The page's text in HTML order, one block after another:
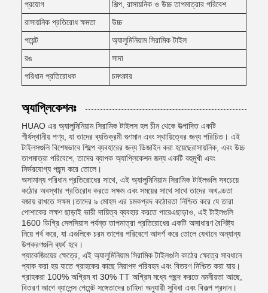
প্রয়োগ
শিল্প, রাসায়নিক ও উচ্চ তাপমাত্রার পরিবেশ
রাসায়নিক প্রতিরোধ ক্ষমতা
উচ্চ
পয়েন্ট
অ্যালুমিনিয়াম সিরামিক টাইল
রঙ
সাদা
পরিধান প্রতিরোধক
চমৎকার
অ্যাপ্লিকেশনঃ
HUAO এর অ্যালুমিনিয়াম সিরামিক টাইলস হল চীন থেকে উত্পাদিত একটি
শীর্ষস্থানীয় পণ্য, যা তাদের ব্যতিক্রমী গুণমান এবং স্থায়িত্বের জন্য পরিচিত। এই
টাইলসগুলি বিশেষভাবে শিল্পে ব্যবহারের জন্য ডিজাইন করা হয়েছেরাসায়নিক, এবং উচ্চ
তাপমাত্রা পরিবেশে, তাদের ব্যাপক অ্যাপ্লিকেশন জন্য একটি বহুমুখী এবং
নির্ভরযোগ্য পছন্দ করে তোলে।
অসামান্য পরিধান প্রতিরোধের সাথে, এই অ্যালুমিনিয়াম সিরামিক টাইলগুলি সবচেয়ে
কঠোর অবস্থার প্রতিরোধ করতে সক্ষম এবং সময়ের সাথে সাথে তাদের অখণ্ডতা
বজায় রাখতে সক্ষম।তাদের ৯ মোহস এর চমকপ্রদ কঠোরতা নিশ্চিত করে যে তারা
পোশাকের লক্ষণ ছাড়াই ভারী দায়িত্ব ব্যবহার করতে পারেএছাড়াও, এই টাইলগুলি
1600 ডিগ্রি সেলসিয়াস পর্যন্ত তাপমাত্রা প্রতিরোধের একটি অসাধারণ বৈশিষ্ট্য
নিয়ে গর্ব করে, যা এগুলিকে চরম তাপের পরিবেশে আদর্শ করে তোলে যেখানে অন্যান্য
উপকরণগুলি ব্যর্থ হবে।
প্যাকেজিংয়ের ক্ষেত্রে, এই অ্যালুমিনিয়াম সিরামিক টাইলগুলি কাঠের ক্ষেত্রে সাবধানে
প্যাক করা হয় যাতে গ্রাহকের কাছে নিরাপদ পরিবহন এবং বিতরণ নিশ্চিত করা যায়।
গ্রাহকরা 100% অগ্রিম বা 30% TT অগ্রিম মধ্যে পছন্দ করতে নমনীয়তা আছে,
বিতরণ আগে ব্যালেন্স পেমেন্ট সঙ্গেতাদের চাহিদা অনুযায়ী সুবিধা এবং বিকল্প প্রদান।